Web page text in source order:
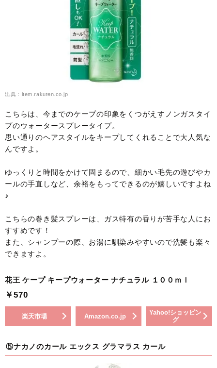
出典：item.rakuten.co.jp
こちらは、今までのケープの印象をくつがえすノンガスタイ
プのウォータースプレータイプ。
思い通りのヘアスタイルをキープしてくれることで大人気な
んですよ。
ゆっくりと時間をかけて固まるので、細かい毛先の遊びやカ
ールの手直しなど、余裕をもってできるのが嬉しいですよね
♪
こちらの巻き髪スプレーは、ガス特有の香りが苦手な人にお
すすめです！
また、シャンプーの際、お湯に馴染みやすいので洗髪も楽々
できますよ。
花王 ケープ キープウォーター ナチュラル １００ｍｌ
￥570
楽天市場 Amazon.co.jp
Yahoo!ショッピン
グ
⑤ナカノのカール エックス グラマラス カール